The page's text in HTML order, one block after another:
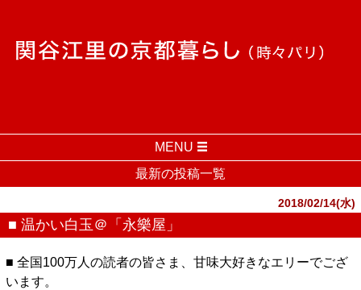
MENU
最新の投稿一覧
2018/02/14(水)
■ 温かい白玉＠「永樂屋」
■ 全国100万人の読者の皆さま、甘味大好きなエリーでござ
います。